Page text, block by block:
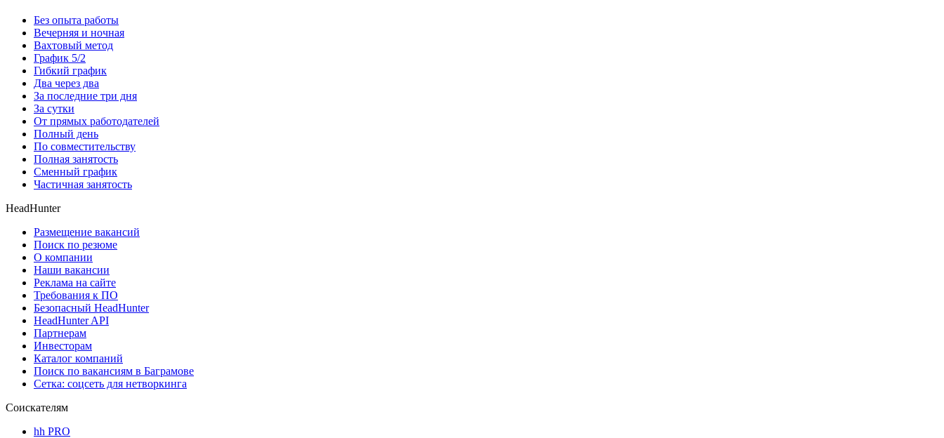
Без опыта работы
Вечерняя и ночная
Вахтовый метод
График 5/2
Гибкий график
Два через два
За последние три дня
За сутки
От прямых работодателей
Полный день
По совместительству
Полная занятость
Сменный график
Частичная занятость
HeadHunter
Размещение вакансий
Поиск по резюме
О компании
Наши вакансии
Реклама на сайте
Требования к ПО
Безопасный HeadHunter
HeadHunter API
Партнерам
Инвесторам
Каталог компаний
Поиск по вакансиям в Баграмове
Сетка: соцсеть для нетворкинга
Соискателям
hh PRO